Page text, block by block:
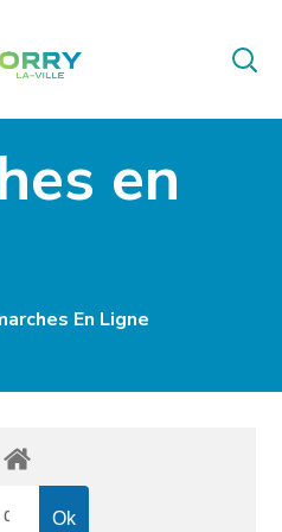
en
En Ligne